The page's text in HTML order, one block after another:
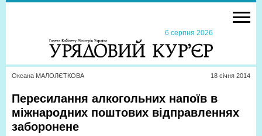
6 серпня 2026
Оксана МАЛОЛЄТКОВА 18 сiчня 2014
Пересилання алкогольних напоїв в
міжнародних поштових відправленнях
заборонене